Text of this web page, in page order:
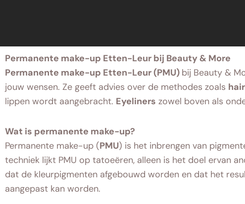
Permanente make-up Etten-Leur bij Beauty & More
Permanente make-up Etten-Leur (PMU) bij Beauty &
jouw wensen. Ze geeft advies over de methodes zoals
lippen wordt aangebracht. Eyeliners zowel boven als
Wat is permanente make-up?
Permanente make-up (PMU) is het inbrengen van
techniek lijkt PMU op tatoeëren, alleen is het doel ervan
dat de kleurpigmenten afgebouwd worden en dat het
aangepast kan worden.